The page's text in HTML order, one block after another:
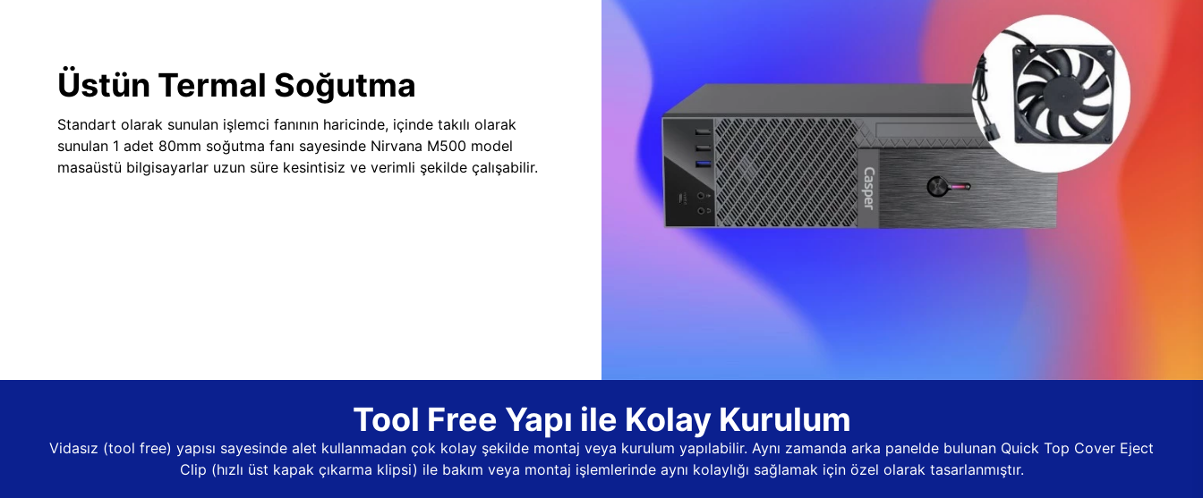
Üstün Termal Soğutma
Standart olarak sunulan işlemci fanının haricinde, içinde takılı olarak
sunulan 1 adet 80mm soğutma fanı sayesinde Nirvana M500 model
masaüstü bilgisayarlar uzun süre kesintisiz ve verimli şekilde çalışabilir.
Tool Free Yapı ile Kolay Kurulum
Vidasız (tool free) yapısı sayesinde alet kullanmadan çok kolay şekilde montaj veya kurulum yapılabilir. Aynı zamanda arka panelde bulunan Quick Top Cover Eject
Clip (hızlı üst kapak çıkarma klipsi) ile bakım veya montaj işlemlerinde aynı kolaylığı sağlamak için özel olarak tasarlanmıştır.